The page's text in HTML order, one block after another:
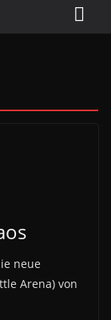
neue
Arena) von